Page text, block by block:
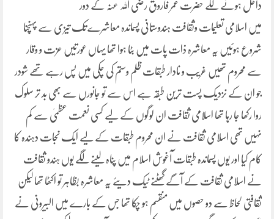
داخل ہونے لگے حضرت عمر فاروق رضی اللہ عنہ کے دور
میں اسلامی تعلیمات وثقافت ہندوستانی پسماندہ معاشرے تک تیزی سے پہنچنا
شروع ہوئیں یہ معاشرہ ذات پات میں بٹا ہوا تھا یہاں عورتیں عزت و وقار
سے محروم تھیں غریب و نادار طبقات ظلم وستم کی چکی میں پس رہے تھے شودر
جو ان کے نزدیک پست ترین طبقہ ہے اس سے تو جانورں سے بھی بد تر سلوک
روا رکھا جا رہا تھا اسلامی ثقافت ان لوگوں کے لیے کسی نعمت عظمیٰ سے کم
نہیں تھی اسلامی ثقافت نے ان محروم طبقات کے لیے ایک نجات دہندہ کا
کام کیا اور یوں پسماندہ طبقات آغوش اسلام میں پناہ لینے لگے یوں ہندو ثقافت
نے اسلامی ثقافت کے آگے گھٹنے ٹیک دیئے یہ معاشرہ بظاہر تو اکٹھا تھا لیکن
ثقافتی لحاظ سے دو حصوں میں منقسم ہو چکا تھا جس کے بارے میں البیرونی نے